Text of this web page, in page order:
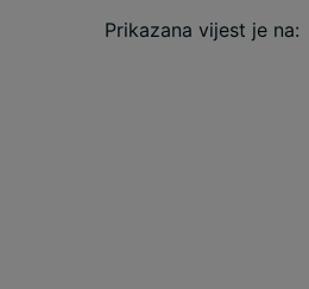
Prikazana vijest je na: